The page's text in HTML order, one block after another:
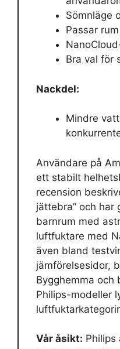
Sömnläge
Passar
Bra val för
Nackdel:
Mindre
Användare på
ett stabilt
recension
jättebra” och
barnrum med
luftfuktare med
även bland
jämförelsesidor,
Bygghemma
Philips-modeller
Vår åsikt: